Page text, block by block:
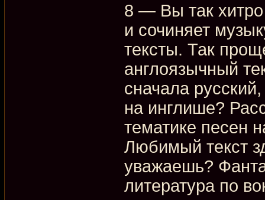
8 — Вы так
и сочиняет
тексты. Так
англоязычный
сначала
на инглише?
тематике песен
Любимый текст
уважаешь?
литература по